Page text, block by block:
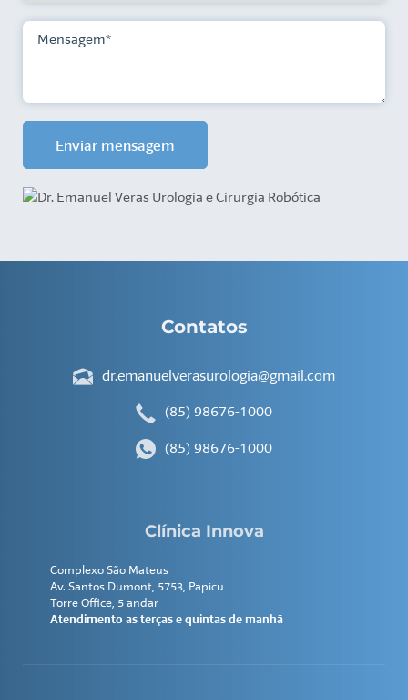
Enviar mensagem
Contatos
dr.emanuelverasurologia@gmail.com
(85) 98676-1000
(85) 98676-1000
Clínica Innova
Complexo São Mateus
Av. Santos Dumont, 5753, Papicu
Torre Office, 5 andar
Atendimento as terças e quintas de manhã